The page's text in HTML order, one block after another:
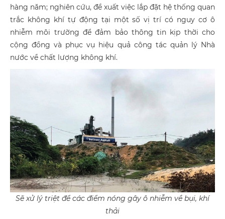
hàng năm; nghiên cứu, đề xuất việc lắp đặt hệ thống quan
trắc không khí tự động tại một số vị trí có nguy cơ ô
nhiễm môi trường để đảm bảo thông tin kịp thời cho
cộng đồng và phục vụ hiệu quả công tác quản lý Nhà
nước về chất lượng không khí.
Sẽ xử lý triệt để các điểm nóng gây ô nhiễm về bụi, khí
thải